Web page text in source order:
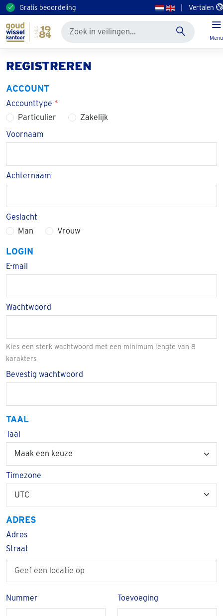
Gratis beoordeling Vertalen
Menu
REGISTREREN
ACCOUNT
Accounttype *
Particulier
Zakelijk
Voornaam
Achternaam
Geslacht
Man
Vrouw
LOGIN
E-mail
Wachtwoord
Kies een sterk wachtwoord met een minimum lengte van 8
karakters
Bevestig wachtwoord
TAAL
Taal
Timezone
ADRES
Adres
Straat
Nummer Toevoeging